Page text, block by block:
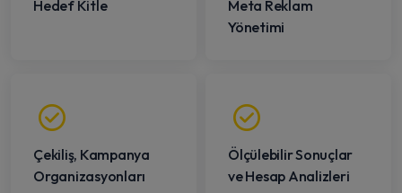
Hedef Kitle
Meta Reklam
Yönetimi
Çekiliş, Kampanya
Organizasyonları
Ölçülebilir Sonuçlar
ve Hesap Analizleri